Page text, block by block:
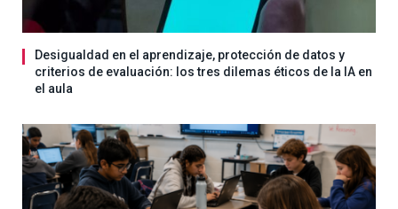
Desigualdad en el aprendizaje, protección de datos y
criterios de evaluación: los tres dilemas éticos de la IA en
el aula